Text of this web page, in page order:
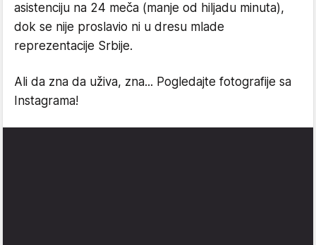
asistenciju na 24 meča (manje od hiljadu minuta),
dok se nije proslavio ni u dresu mlade
reprezentacije Srbije.
Ali da zna da uživa, zna... Pogledajte fotografije sa
Instagrama!